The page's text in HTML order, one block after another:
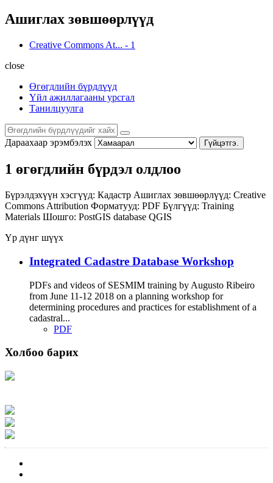
Ашиглах зөвшөөрлүүд
Creative Commons At... - 1
close
Өгөгдлийн бүрдлүүд
Үйл ажиллагааны урсгал
Танилцуулга
Дараахаар эрэмбэлэх Гүйцэтгэ.
1 өгөгдлийн бүрдэл олдлоо
Бүрэлдэхүүн хэсгүүд: Кадастр Ашиглах зөвшөөрлүүд: Creative
Commons Attribution Форматууд: PDF Бүлгүүд: Training
Materials Шошго: PostGIS database QGIS
Үр дүнг шүүх
Integrated Cadastre Database Workshop
PDFs and videos of SESMIM training by Augusto Ribeiro
from June 11-12 2018 on a planning workshop for
determining procedures and practices for establishment of a
cadastral...
PDF
Холбоо барих